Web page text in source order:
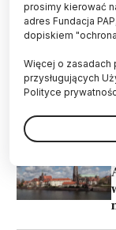
prosimy kierować
adres Fundacja
dopiskiem
Więcej o zasadach
przysługujących
Polityce